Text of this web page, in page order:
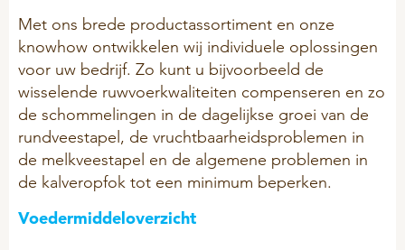
SCHAFE & ZIEGEN
Kaninchen
HANDELSPRODUKTE
RINDER
BIO-Produkte (ÖVO)
Hygiene
Kälber - Kalbende Kühe
Klauenprobleme
Mastrinder
Cookie Policy
Kundenhinweise
Social Media
Hinweise Videoaufzeichnung
Transparenz-Bewerber
Met ons brede productassortiment en onze
knowhow ontwikkelen wij individuele oplossingen
voor uw bedrijf. Zo kunt u bijvoorbeeld de
wisselende ruwvoerkwaliteiten compenseren en zo
de schommelingen in de dagelijkse groei van de
rundveestapel, de vruchtbaarheidsproblemen in
de melkveestapel en de algemene problemen in
de kalveropfok tot een minimum beperken.
Voedermiddeloverzicht